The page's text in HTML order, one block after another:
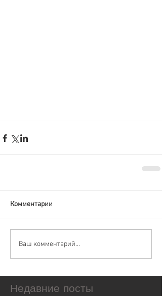
Комментарии
Ваш комментарий...
Недавние посты